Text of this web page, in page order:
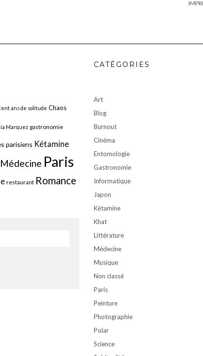
ans de solitude Chaos
Marquez gastronomie
parisiens Kétamine
Médecine Paris
restaurant Romance
CATÉGORIES
Art
Blog
Burnout
Cinéma
Entomologie
Gastronomie
Informatique
Japon
Kétamine
Khat
Littérature
Médecine
Musique
Non classé
Paris
Peinture
Photographie
Polar
Science